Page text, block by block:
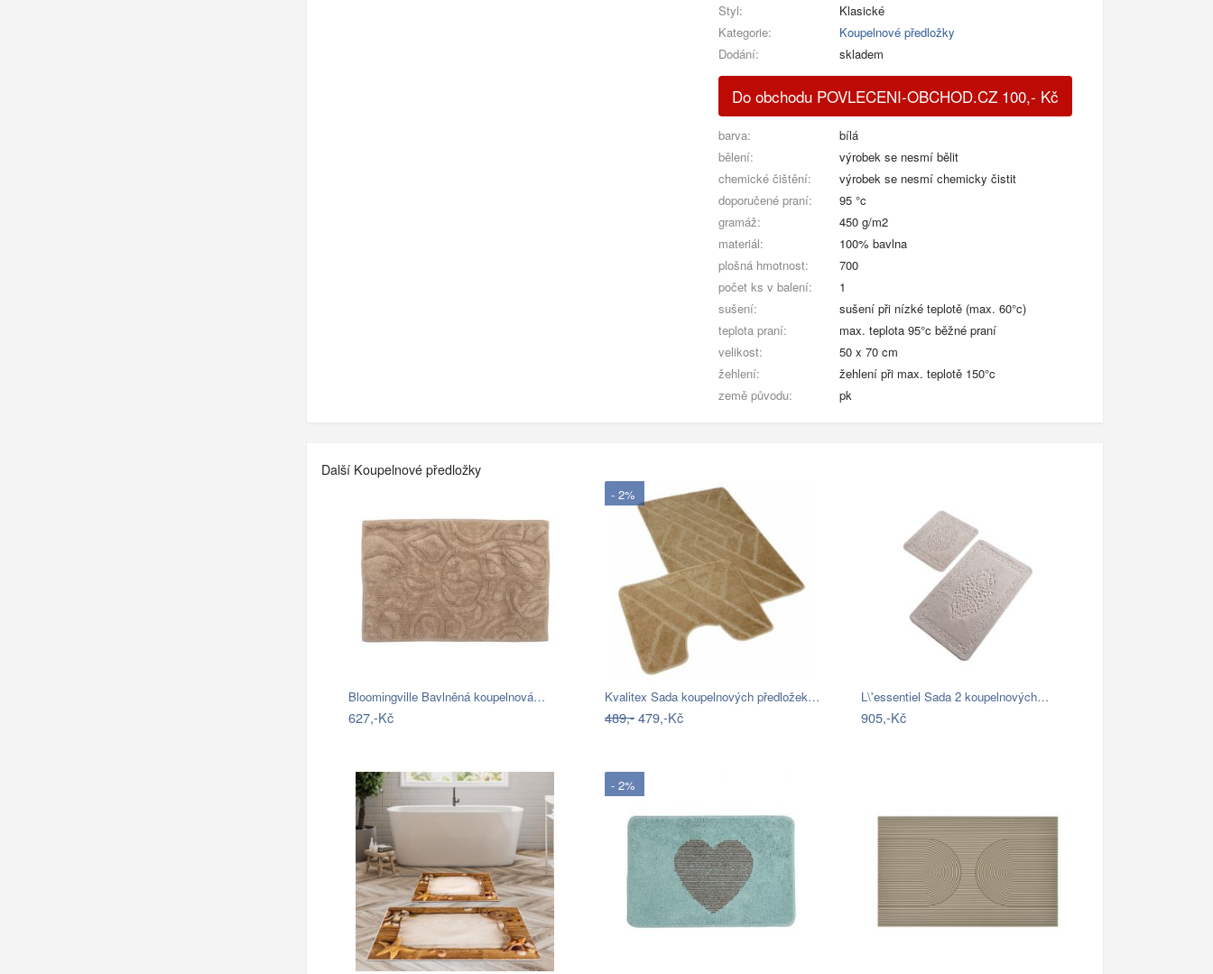
Styl:
Klasické
Kategorie:
Koupelnové předložky
Dodání:
skladem
Do obchodu POVLECENI-OBCHOD.CZ 100,- Kč
barva:
bílá
bělení:
výrobek se nesmí bělit
chemické čištění:
výrobek se nesmí chemicky čistit
doporučené praní:
95 °c
gramáž:
450 g/m2
materiál:
100% bavlna
plošná hmotnost:
700
počet ks v balení:
1
sušení:
sušení při nízké teplotě (max. 60°c)
teplota praní:
max. teplota 95°c běžné praní
velikost:
50 x 70 cm
žehlení:
žehlení při max. teplotě 150°c
země původu:
pk
Další Koupelnové předložky
Bloomingville Bavlněná koupelnová…
627,-Kč
- 2%
Kvalitex Sada koupelnových předložek…
489,-479,-Kč
L\'essentiel Sada 2 koupelnových…
905,-Kč
- 2%